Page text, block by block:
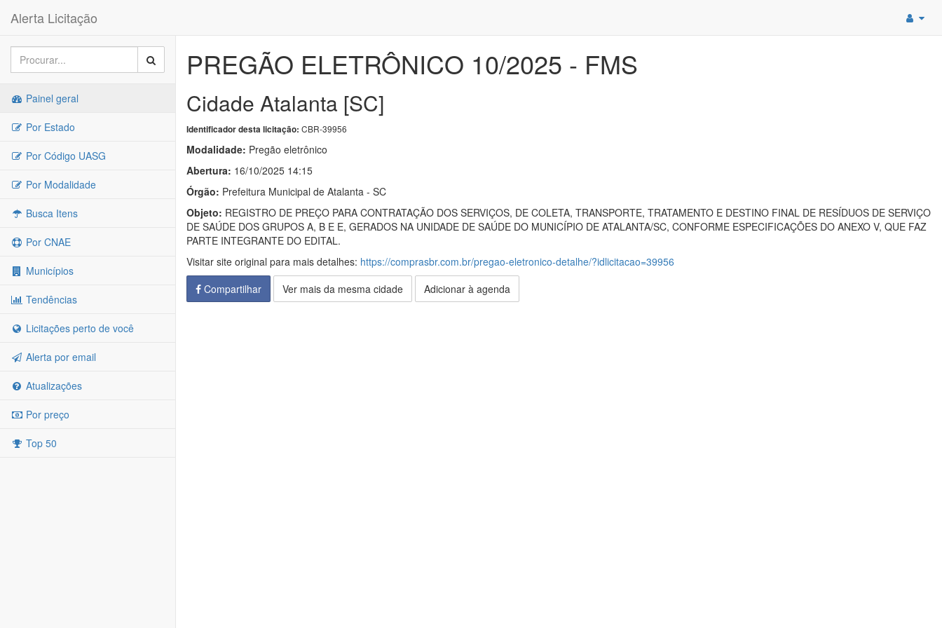
Alerta Licitação
Painel geral
Por Estado
Por Código UASG
Por Modalidade
Busca Itens
Por CNAE
Municípios
Tendências
Licitações perto de você
Alerta por email
Atualizações
Por preço
Top 50
PREGÃO ELETRÔNICO 10/2025 - FMS
Cidade Atalanta [SC]
Identificador desta licitação: CBR-39956
Modalidade: Pregão eletrônico
Abertura: 16/10/2025 14:15
Órgão: Prefeitura Municipal de Atalanta - SC
Objeto: REGISTRO DE PREÇO PARA CONTRATAÇÃO DOS SERVIÇOS, DE COLETA, TRANSPORTE, TRATAMENTO E DESTINO FINAL DE RESÍDUOS DE SERVIÇO
DE SAÚDE DOS GRUPOS A, B E E, GERADOS NA UNIDADE DE SAÚDE DO MUNICÍPIO DE ATALANTA/SC, CONFORME ESPECIFICAÇÕES DO ANEXO V, QUE FAZ
PARTE INTEGRANTE DO EDITAL.
Visitar site original para mais detalhes: https://comprasbr.com.br/pregao-eletronico-detalhe/?idlicitacao=39956
Compartilhar
Ver mais da mesma cidade Adicionar à agenda